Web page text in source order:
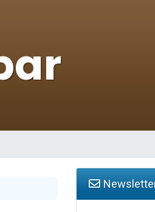
appartement insalubre